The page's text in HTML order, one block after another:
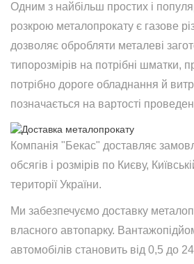
Одним з найбільш простих і
розкрою металопрокату є газове
дозволяє обробляти металеві
типорозмірів на потрібні шматки,
потрібно дороге обладнання й
позначається на вартості
Компанія "Бекас" доставляє
обсягів і розмірів по Києву,
території України.
Ми забезпечуємо доставку
власного автопарку.
автомобілів становить від 0,5 до